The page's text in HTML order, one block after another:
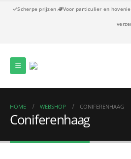
Scherpe prijzen Voor particulier en
HOME WEBSHOP CONIFERENHAAG
Coniferenhaag